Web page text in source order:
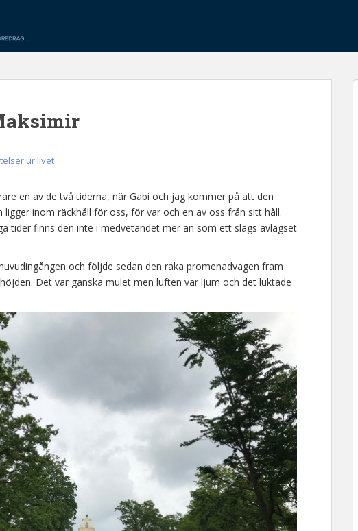
ur livet
en av de två tiderna, när Gabi och jag kommer på att den
ligger inom räckhåll för oss, för var och en av oss från sitt håll.
tider finns den inte i medvetandet mer än som ett slags avlägset
och följde sedan den raka promenadvägen fram
Det var ganska mulet men luften var ljum och det luktade